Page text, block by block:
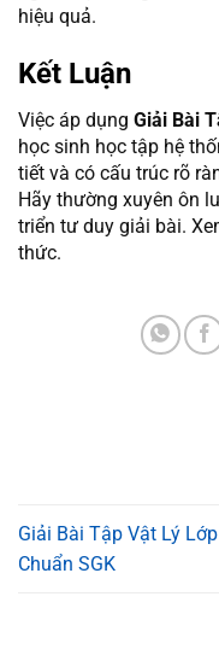
hiệu quả.
Kết Luận
Việc áp dụng Giải Bài
học sinh học tập hệ
tiết và có cấu trúc rõ
Hãy thường xuyên ôn
triển tư duy giải bài.
thức.
Giải Bài Tập Vật Lý
Chuẩn SGK